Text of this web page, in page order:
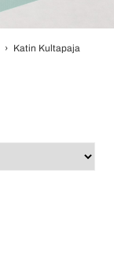
› Katin Kultapaja